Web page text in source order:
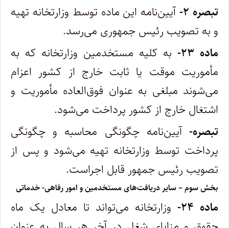
‌تبصره ۲-
آیین‌نامه این ماده توسط وزارتخانه تهیه
و به تصویب رئیس جمهوری می‌رسد.
‌ماده ۲۳-
به کلیه مستخدمین وزارتخانه که به
مأموریت موقت یا ثابت خارج از کشور اعزام
می‌شوند مبلغی به عنوان فوق‌العاده مأموریت و
اشتغال خارج از کشور پرداخت می‌شود.
‌تبصره-آیین‌نامه ‌چگونگی محاسبه و چگونگی
پرداخت توسط وزارتخانه تهیه می‌شود و پس از
تصویب رئیس جمهور قابل اجراست.
‌بخش سوم – سایر دریافت‌های مستخدمین و امور رفاهی- خدماتی
ماده ۲۴-
وزارتخانه می‌تواند تا معادل یک ماه